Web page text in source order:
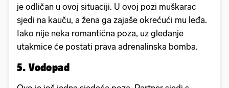
je odličan u ovoj situaciji. U ovoj pozi muškarac
sjedi na kauču, a žena ga zajaše okrećući mu leđa.
Iako nije neka romantična poza, uz gledanje
utakmice će postati prava adrenalinska bomba.
5. Vodopad